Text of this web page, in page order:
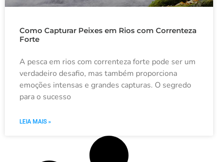
Como Capturar Peixes em Rios com Correnteza
Forte
A pesca em rios com correnteza forte pode ser um
verdadeiro desafio, mas também proporciona
emoções intensas e grandes capturas. O segredo
para o sucesso
LEIA MAIS »